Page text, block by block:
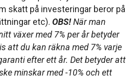
skatt på investeringar beror på
etc). OBS!När man
växer med 7% per år betyder
att du kan räkna med 7% varje
efter ett år. Det betyder att
minskar med -10% och ett